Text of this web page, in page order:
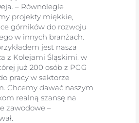
– Równolegle
projekty miękkie,
górników do rozwoju
w innych branżach.
jest nasza
z Kolejami Śląskimi, w
już 200 osób z PGG
pracy w sektorze
Chcemy dawać naszym
realną szansę na
zawodowe –